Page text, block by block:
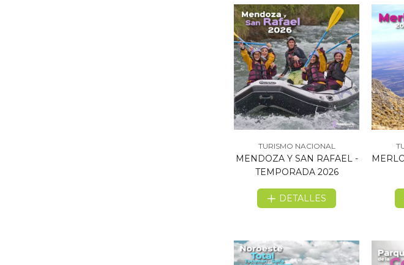
TURISMO NACIONAL
MENDOZA Y SAN RAFAEL -
TEMPORADA 2026
DETALLES